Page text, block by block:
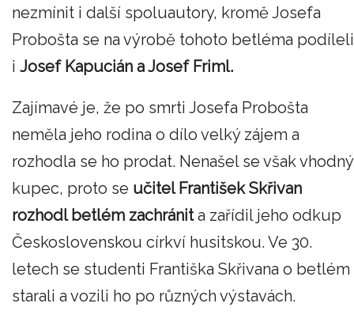
nezmínit i další spoluautory, kromě Josefa
Probošta se na výrobě tohoto betléma podíleli
i Josef Kapucián a Josef Friml.
Zajímavé je, že po smrti Josefa Probošta
neměla jeho rodina o dílo velký zájem a
rozhodla se ho prodat. Nenašel se však vhodný
kupec, proto se učitel František Skřivan
rozhodl betlém zachránita zařídil jeho odkup
Československou církví husitskou. Ve 30.
letech se studenti Františka Skřivana o betlém
starali a vozili ho po různých výstavách.